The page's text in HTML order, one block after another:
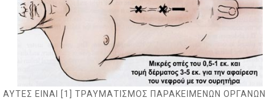
ΑΥΤΕΣ ΕΙΝΑΙ [1] ΤΡΑΥΜΑΤΙΣΜΟΣ ΠΑΡΑΚΕΙΜΕΝΩΝ ΟΡΓΑΝΩΝ